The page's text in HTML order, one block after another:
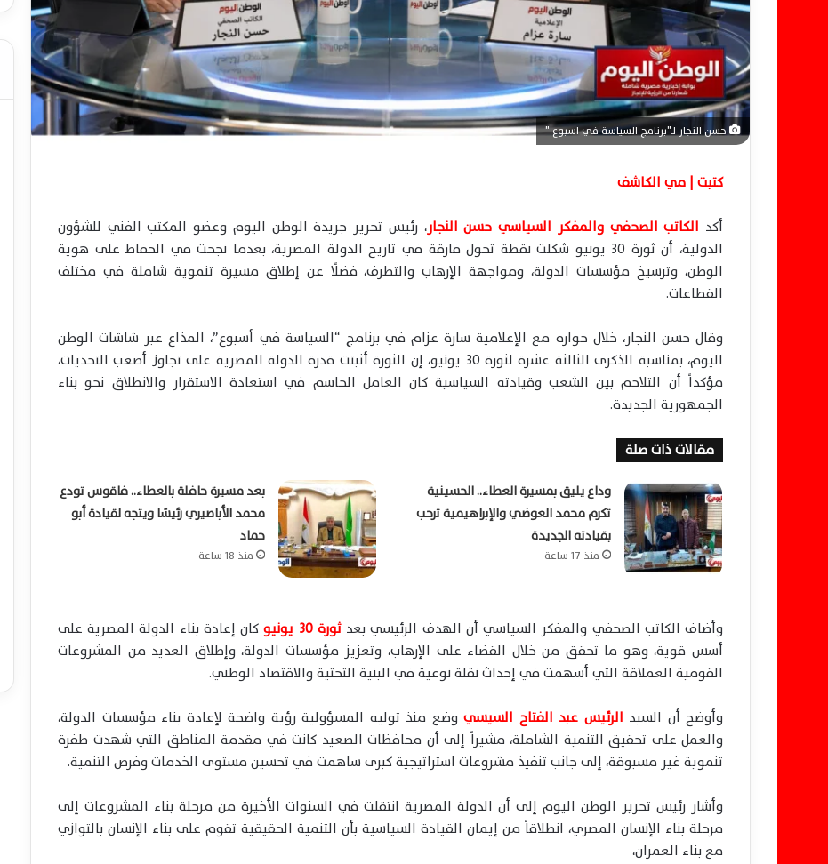
ي
ا
حسن النجار لـ"برنامج السياسة في اسبوع "
كتبت | مي الكاشف
أكد الكاتب الصحفي والمفكر السياسي حسن النجار، رئيس تحرير جريدة الوطن اليوم وعضو المكتب الفني للشؤون
الدولية، أن ثورة 30 يونيو شكلت نقطة تحول فارقة في تاريخ الدولة المصرية، بعدما نجحت في الحفاظ على هوية
الوطن، وترسيخ مؤسسات الدولة، ومواجهة الإرهاب والتطرف، فضلًا عن إطلاق مسيرة تنموية شاملة في مختلف
القطاعات.
وقال حسن النجار، خلال حواره مع الإعلامية سارة عزام في برنامج “السياسة في أسبوع”، المذاع عبر شاشات الوطن
اليوم، بمناسبة الذكرى الثالثة عشرة لثورة 30 يونيو، إن الثورة أثبتت قدرة الدولة المصرية على تجاوز أصعب التحديات،
مؤكداً أن التلاحم بين الشعب وقيادته السياسية كان العامل الحاسم في استعادة الاستقرار والانطلاق نحو بناء
الجمهورية الجديدة.
مقالات ذات صلة
وداع يليق بمسيرة العطاء.. الحسينية
تكرم محمد العوضي والإبراهيمية ترحب
بقيادته الجديدة
منذ 17 ساعة
بعد مسيرة حافلة بالعطاء.. فاقوس تودع
محمد الأباصيري رئيسًا ويتجه لقيادة أبو
حماد
منذ 18 ساعة
وأضاف الكاتب الصحفي والمفكر السياسي أن الهدف الرئيسي بعد ثورة 30 يونيو
كان إعادة بناء الدولة المصرية على
أسس قوية، وهو ما تحقق من خلال القضاء على الإرهاب، وتعزيز مؤسسات الدولة، وإطلاق العديد من المشروعات
القومية العملاقة التي أسهمت في إحداث نقلة نوعية في البنية التحتية والاقتصاد الوطني.
وأوضح أن السيد الرئيس عبد الفتاح السيسي وضع منذ توليه المسؤولية رؤية واضحة لإعادة بناء مؤسسات الدولة،
والعمل على تحقيق التنمية الشاملة، مشيراً إلى أن محافظات الصعيد كانت في مقدمة المناطق التي شهدت طفرة
تنموية غير مسبوقة، إلى جانب تنفيذ مشروعات استراتيجية كبرى ساهمت في تحسين مستوى الخدمات وفرص التنمية.
وأشار رئيس تحرير الوطن اليوم إلى أن الدولة المصرية انتقلت في السنوات الأخيرة من مرحلة بناء المشروعات إلى
مرحلة بناء الإنسان المصري، انطلاقاً من إيمان القيادة السياسية بأن التنمية الحقيقية تقوم على بناء الإنسان بالتوازي
مع بناء العمران،